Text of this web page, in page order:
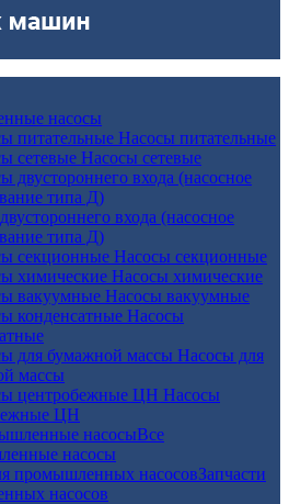
насосы
Насосы питательные
Насосы сетевые
входа (насосное
типа Д)
Насосы секционные
Насосы химические
Насосы вакуумные
Насосы
Насосы для
массы
Насосы
ЦН
Все
насосы
Запчасти
насосов